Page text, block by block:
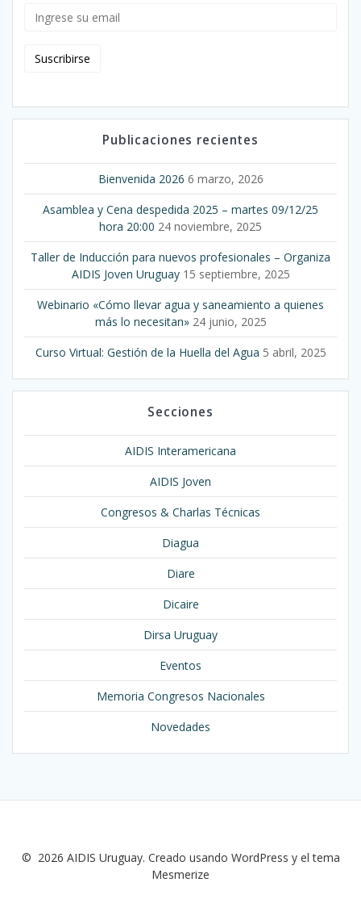
Publicaciones recientes
Bienvenida 2026 6 marzo, 2026
Asamblea y Cena despedida 2025 – martes 09/12/25
hora 20:00 24 noviembre, 2025
Taller de Inducción para nuevos profesionales – Organiza
AIDIS Joven Uruguay 15 septiembre, 2025
Webinario «Cómo llevar agua y saneamiento a quienes
más lo necesitan» 24 junio, 2025
Curso Virtual: Gestión de la Huella del Agua 5 abril, 2025
Secciones
AIDIS Interamericana
AIDIS Joven
Congresos & Charlas Técnicas
Diagua
Diare
Dicaire
Dirsa Uruguay
Eventos
Memoria Congresos Nacionales
Novedades
© 2026 AIDIS Uruguay. Creado usando WordPress y eltema
Mesmerize